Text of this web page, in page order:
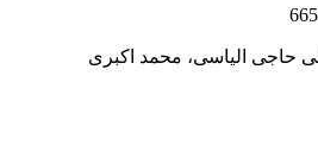
حاجی الیاسی، محمد اکبری